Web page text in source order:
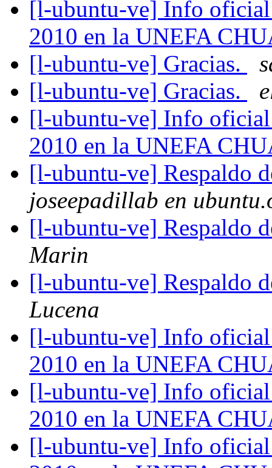
[l-ubuntu-ve] Info
2010 en la UNEFA
[l-ubuntu-ve] Gracias.
[l-ubuntu-ve] Gracias.
[l-ubuntu-ve] Info
2010 en la UNEFA
[l-ubuntu-ve] Respaldo
joseepadillab en
[l-ubuntu-ve] Respaldo
Marin
[l-ubuntu-ve] Respaldo
Lucena
[l-ubuntu-ve] Info
2010 en la UNEFA
[l-ubuntu-ve] Info
2010 en la UNEFA
[l-ubuntu-ve] Info